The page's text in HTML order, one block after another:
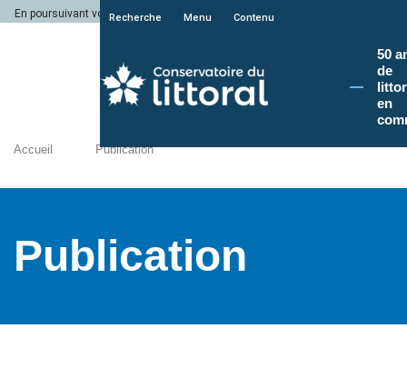
En poursuivant votre navigation sur le site du Conservatoire du littoral, vous
Recherche Menu Contenu
50
de
en
Accueil Publication
Publication